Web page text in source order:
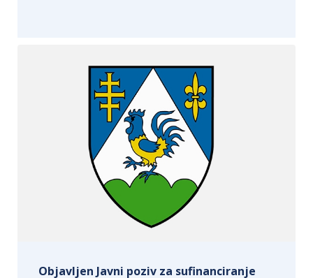
Objavljen Javni poziv za sufinanciranje